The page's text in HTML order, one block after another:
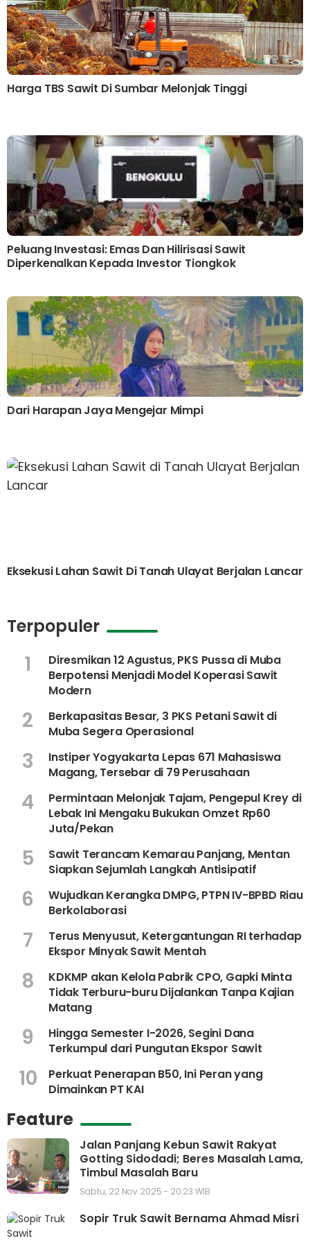
Harga TBS Sawit Di Sumbar Melonjak Tinggi
Peluang Investasi: Emas Dan Hilirisasi Sawit
Diperkenalkan Kepada Investor Tiongkok
Dari Harapan Jaya Mengejar Mimpi
Eksekusi Lahan Sawit Di Tanah Ulayat Berjalan Lancar
Terpopuler
1
Diresmikan 12 Agustus, PKS Pussa di Muba
Berpotensi Menjadi Model Koperasi Sawit
Modern
2
Berkapasitas Besar, 3 PKS Petani Sawit di
Muba Segera Operasional
3
Instiper Yogyakarta Lepas 671 Mahasiswa
Magang, Tersebar di 79 Perusahaan
4
Permintaan Melonjak Tajam, Pengepul Krey di
Lebak Ini Mengaku Bukukan Omzet Rp60
Juta/Pekan
5
Sawit Terancam Kemarau Panjang, Mentan
Siapkan Sejumlah Langkah Antisipatif
6
Wujudkan Kerangka DMPG, PTPN IV-BPBD Riau
Berkolaborasi
7
Terus Menyusut, Ketergantungan RI terhadap
Ekspor Minyak Sawit Mentah
8
KDKMP akan Kelola Pabrik CPO, Gapki Minta
Tidak Terburu-buru Dijalankan Tanpa Kajian
Matang
9
Hingga Semester I-2026, Segini Dana
Terkumpul dari Pungutan Ekspor Sawit
10
Perkuat Penerapan B50, Ini Peran yang
Dimainkan PT KAI
Feature
Jalan Panjang Kebun Sawit Rakyat
Gotting Sidodadi; Beres Masalah Lama,
Timbul Masalah Baru
Sabtu, 22 Nov 2025 - 20:23 WIB
Sopir Truk Sawit Bernama Ahmad Misri